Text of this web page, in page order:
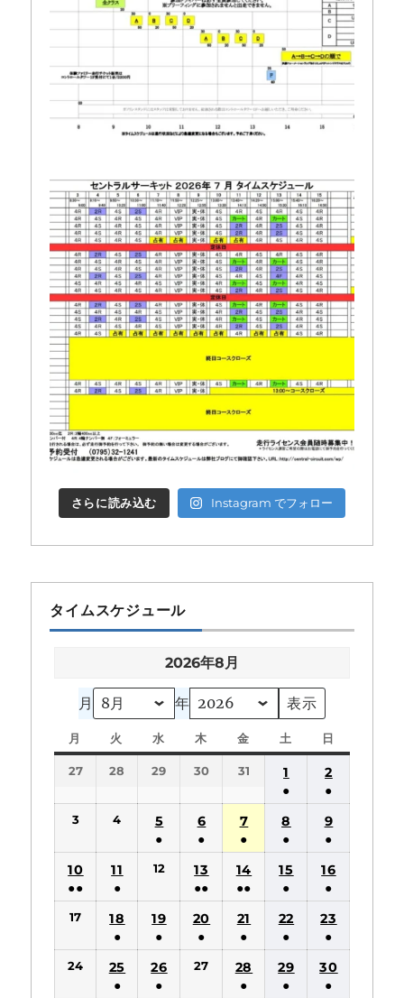
さらに読み込む Instagram でフォロー
タイムスケジュール
2026年8月
月 年
月
曜
日
火
曜
日
水
曜
日
木
曜
日
金
曜
土
曜
日
曜
27 28 29 30 31
1
●
(1
件
の
イ
ベ
ン
ト)
2
●
(1
件
の
イ
ベ
ン
ト)
3 4
5
●
(1
の
イ
ベ
ン
ト)
6
●
(1
件
の
イ
ベ
ン
7
●
(1
件
の
イ
ベ
ン
ト)
8
●
(1
件
の
イ
ベ
ン
ト)
9
●
(1
件
の
イ
ベ
ン
ト)
10
●●
(2
の
イ
11
●
(1
件
の
イ
ベ
12
13
●●
(2
件
の
イ
14
●●
(2
件
の
イ
ベ
15
●
(1
件
の
イ
ベ
16
●
(1
件
の
イ
ベ
17
18
●
(1
件
19
●
(1
件
20
●
(1
21
●
(1
件
22
●
(1
件
23
●
(1
件
24
25
●
26
●
27
28
●
29
●
30
●